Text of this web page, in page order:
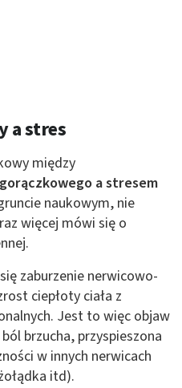
a stres
między
a stresem
naukowym, nie
więcej mówi się o
zaburzenie nerwicowo-
ciepłoty ciała z
Jest to więc objaw
brzucha, przyspieszona
w innych nerwicach
itd).